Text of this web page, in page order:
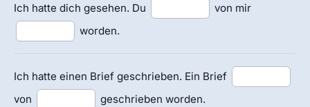
Ich hatte dich gesehen. Du
von mir
worden.
Ich hatte einen Brief geschrieben. Ein Brief
von
geschrieben worden.